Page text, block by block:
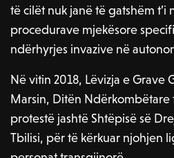
të cilët nuk janë të gatshëm t’i
procedurave mjekësore
ndërhyrjes invazive në
Në vitin 2018, Lëvizja e Grave
Marsin, Ditën Ndërkombëtare
protestë jashtë Shtëpisë së
Tbilisi, për të kërkuar njohjen